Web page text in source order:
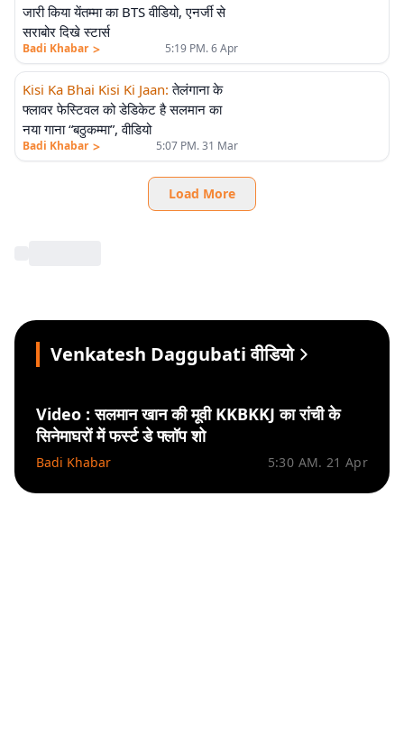
जारी किया येंतम्मा का BTS वीडियो, एनर्जी से
सराबोर दिखे स्टार्स
Badi Khabar > 5:19 PM. 6 Apr
Kisi Ka Bhai Kisi Ki Jaan: तेलंगाना के
फ्लावर फेस्टिवल को डेडिकेट है सलमान का
नया गाना “बठुकम्मा”, वीडियो
Badi Khabar > 5:07 PM. 31 Mar
Load More
Venkatesh Daggubati वीडियो
Video : सलमान खान की मूवी KKBKKJ का रांची के
सिनेमाघरों में फर्स्ट डे फ्लॉप शो
Badi Khabar 5:30 AM. 21 Apr